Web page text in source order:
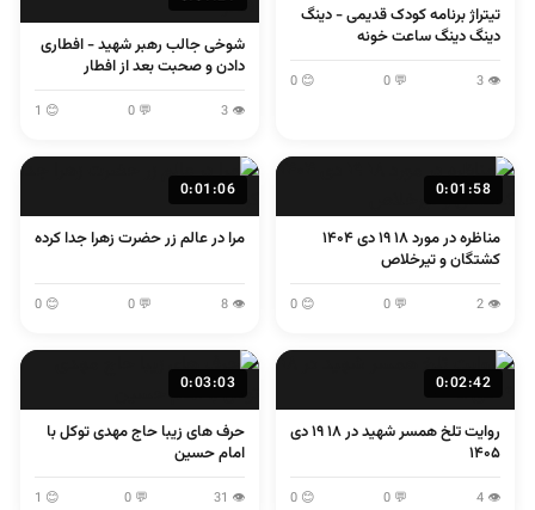
تیتراژ برنامه کودک قدیمی - دینگ
دینگ دینگ ساعت خونه
👁 3
💬 0
😊 0
شوخی جالب رهبر شهید - افطاری
دادن و صحبت بعد از افطار
👁 3
💬 0
😊 1
0:01:58
مناظره در مورد ۱۸ ۱۹ دی ۱۴۰۴
کشتگان و تیرخلاص
👁 2
💬 0
😊 0
0:01:06
مرا در عالم زر حضرت زهرا جدا کرده
👁 8
💬 0
😊 0
0:02:42
روایت تلخ همسر شهید در ۱۸ ۱۹ دی
۱۴۰۵
👁 4
💬 0
😊 0
0:03:03
حرف های زیبا حاج مهدی توکل با
امام حسین
👁 31
💬 0
😊 1